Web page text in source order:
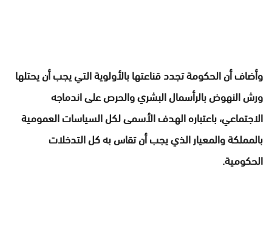
وأضاف أن الحكومة تجدد قناعتها بالأولوية التي يجب أن يحتلها
ورش النهوض بالرأسمال البشري والحرص على اندماجه
الاجتماعي، باعتباره الهدف الأسمى لكل السياسات العمومية
بالمملكة والمعيار الذي يجب أن تقاس به كل التدخلات
الحكومية.